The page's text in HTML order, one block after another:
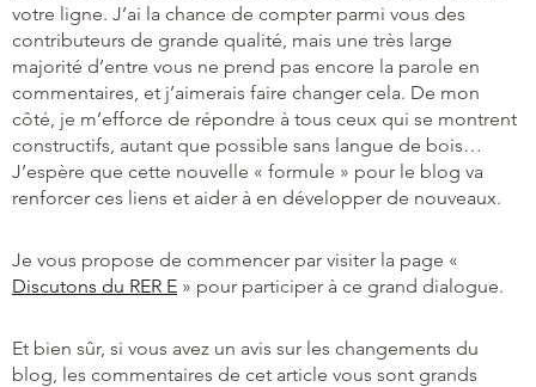
votre ligne. J’ai la chance de compter parmi vous des
contributeurs de grande qualité, mais une très large
majorité d’entre vous ne prend pas encore la parole en
commentaires, et j’aimerais faire changer cela. De mon
côté, je m’efforce de répondre à tous ceux qui se montrent
constructifs, autant que possible sans langue de bois…
J’espère que cette nouvelle « formule » pour le blog va
renforcer ces liens et aider à en développer de nouveaux.
Je vous propose de commencer par visiter la page «
Discutons du RER E » pour participer à ce grand dialogue.
Et bien sûr, si vous avez un avis sur les changements du
blog, les commentaires de cet article vous sont grands